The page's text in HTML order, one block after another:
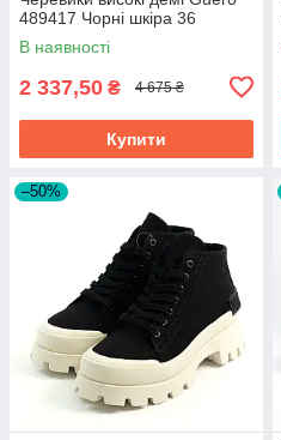
489417 Чорні шкіра 36
В наявності
2 337,50 ₴ 4 675 ₴
Купити
–50%